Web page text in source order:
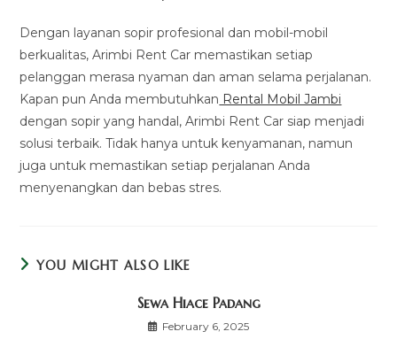
Dengan layanan sopir profesional dan mobil-mobil
berkualitas, Arimbi Rent Car memastikan setiap
pelanggan merasa nyaman dan aman selama perjalanan.
Kapan pun Anda membutuhkan Rental Mobil Jambi
dengan sopir yang handal, Arimbi Rent Car siap menjadi
solusi terbaik. Tidak hanya untuk kenyamanan, namun
juga untuk memastikan setiap perjalanan Anda
menyenangkan dan bebas stres.
YOU MIGHT ALSO LIKE
Sewa Hiace Padang
February 6, 2025